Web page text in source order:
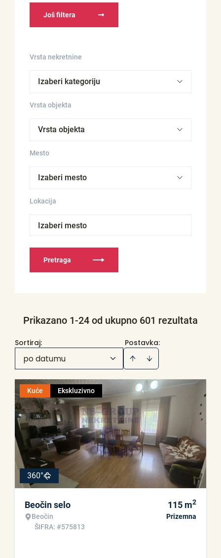
Još filtera
Vrsta nekretnine
Vrsta objekta
Mesto
Lokacija
Izaberi mesto
Pretraga
Prikazano 1-24 od ukupno 601 rezultata
Postavka:
Sortiraj:
po datumu
Kuće Ekskluzivno
360°
Beočin selo
Beočin
ŠIFRA: #575813
115 m2
Prizemna